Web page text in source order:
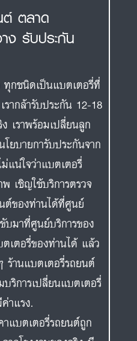
ต์ ตลาด
ง รับประกัน
กชนิดเป็นแบตเตอรี่ที่
รากล้ารับประกัน 12-18
เราพร้อมเปลี่ยนลูก
ยบายการับประกันจาก
แน่ใจว่าแบตเตอรี่
เชิญใช้บริการตรวจ
ต์ของท่านได้ที่ศูนย์
บมาที่ศูนย์บริการของ
ตเตอรี่ของท่านได้ แล้ว
ร้านแบตเตอรี่รถยนต์
ริการเปลี่ยนแบตเตอรี่
าแรง.
าแบตเตอรี่รถยนต์ถูก